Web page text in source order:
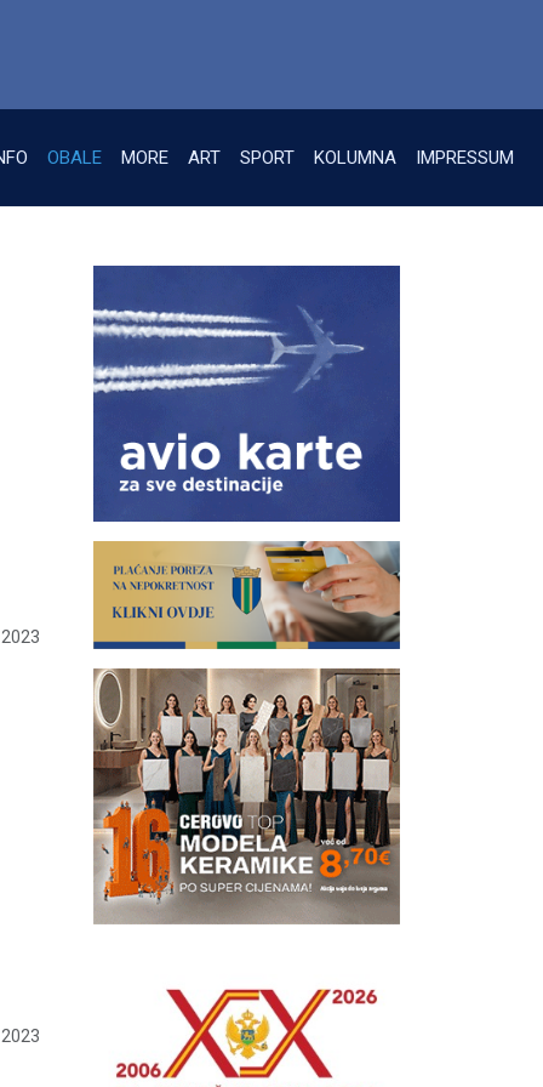
OBALE MORE ART SPORT KOLUMNA IMPRESSUM